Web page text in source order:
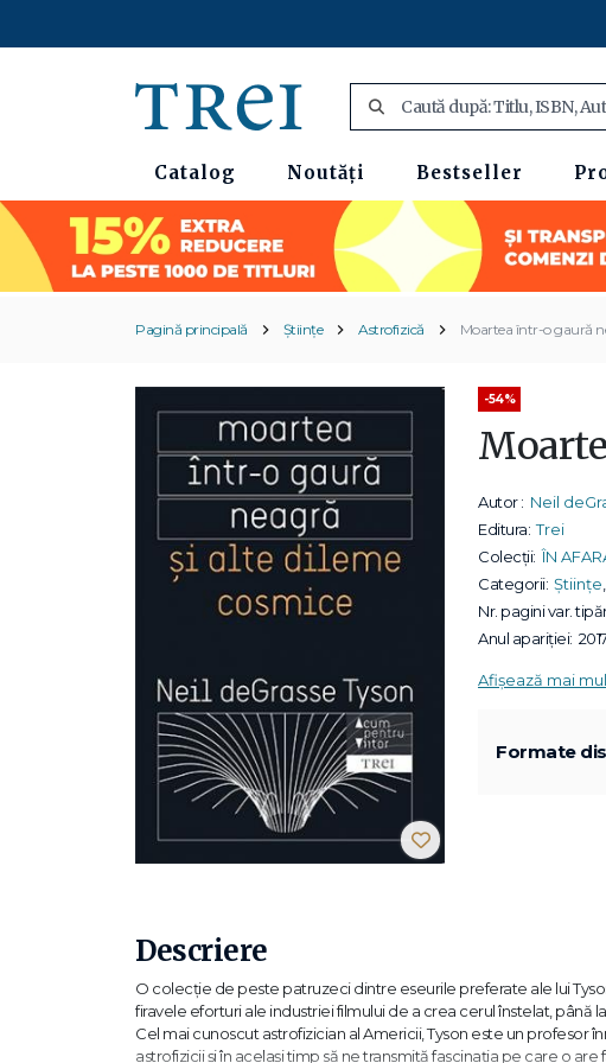
Catalog Noutăți Bestseller
Pagină principală Științe Astrofizică Moartea într-o gaură
-54%
Autor : Neil
Editura: Trei
Colecții: ÎN
Categorii: Științe
Nr. pagini var.
Anul apariției:
Afișează mai
Formate
Descriere
O colecție de peste patruzeci dintre eseurile preferate ale lui
firavele eforturi ale industriei filmului de a crea cerul înstelat, până
Cel mai cunoscut astrofizician al Americii, Tyson este un
astrofizicii și în același timp să ne transmită fascinația pe care o are